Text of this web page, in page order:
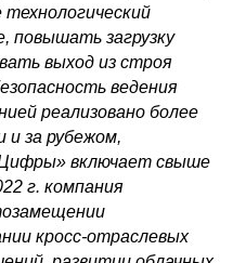
повышать загрузку
выход из строя
ведения
реализовано более
и за рубежом,
включает свыше
г. компания
кросс-отраслевых